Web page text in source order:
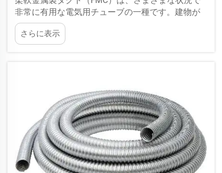
非常に有用な電気用チューブの一種です。建物が
小型化したり、場所が混雑したりして空間が限ら
れる場合、柔軟金属製ダクトはその真価を発揮し
ます。これは柔軟性のある金属で作られており…
さらに表示